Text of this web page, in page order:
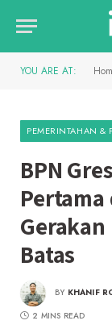
YOU ARE AT:
PEMERINTAHAN &
BPN
Gerakan
Batas
BY KHANIF
2 MINS READ